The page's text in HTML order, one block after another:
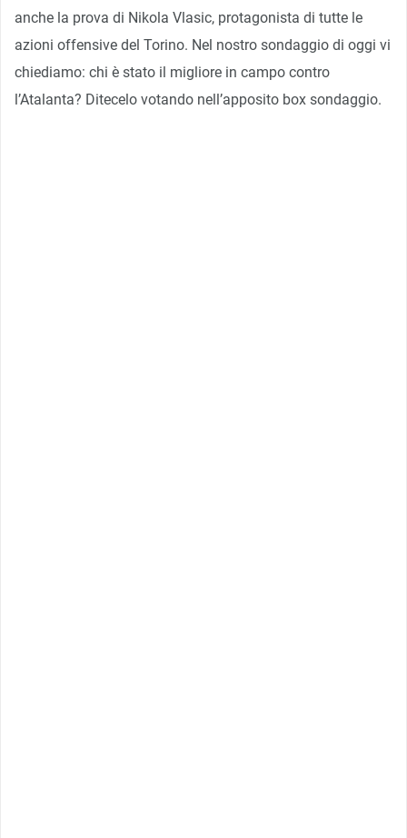
anche la prova di Nikola Vlasic, protagonista di tutte le
azioni offensive del Torino. Nel nostro sondaggio di oggi vi
chiediamo: chi è stato il migliore in campo contro
l’Atalanta? Ditecelo votando nell’apposito box sondaggio.